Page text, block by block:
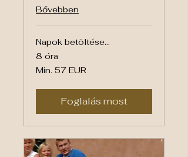
Bővebben
Napok betöltése...
8 óra
Min.
57
Min. 57 EUR
Foglalás most